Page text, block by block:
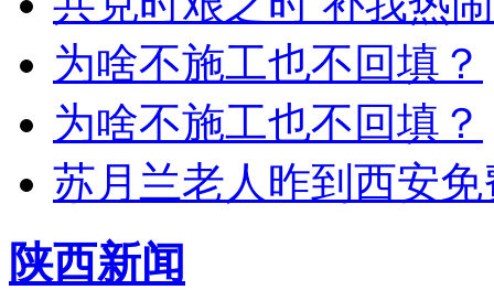
为啥不施工也不回填？
为啥不施工也不回填？
苏月兰老人昨到西安
陕西新闻